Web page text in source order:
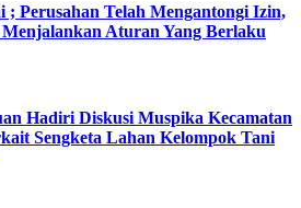
Perusahan Telah Mengantongi Izin,
Aturan Yang Berlaku
Hadiri Diskusi Muspika Kecamatan
Sengketa Lahan Kelompok Tani